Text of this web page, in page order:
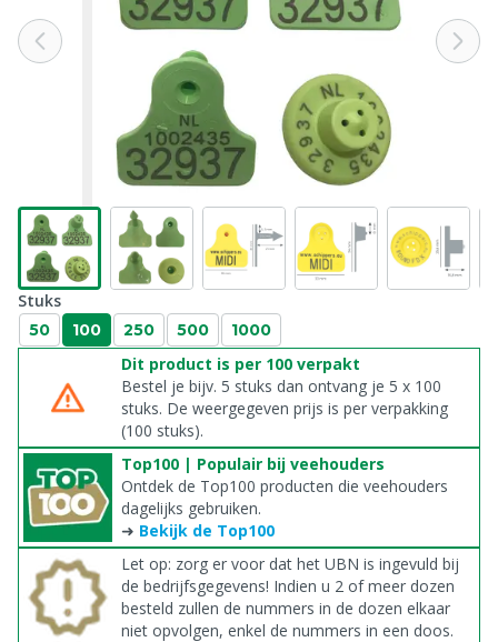
Stuks
50 100 250 500 1000
Dit product is per 100 verpakt
Bestel je bijv. 5 stuks dan ontvang je 5 x 100
stuks. De weergegeven prijs is per verpakking
(100 stuks).
Top100 | Populair bij veehouders
Ontdek de Top100 producten die veehouders
dagelijks gebruiken.
➜ Bekijk de Top100
Let op: zorg er voor dat het UBN is ingevuld bij
de bedrijfsgegevens! Indien u 2 of meer dozen
besteld zullen de nummers in de dozen elkaar
niet opvolgen, enkel de nummers in een doos.